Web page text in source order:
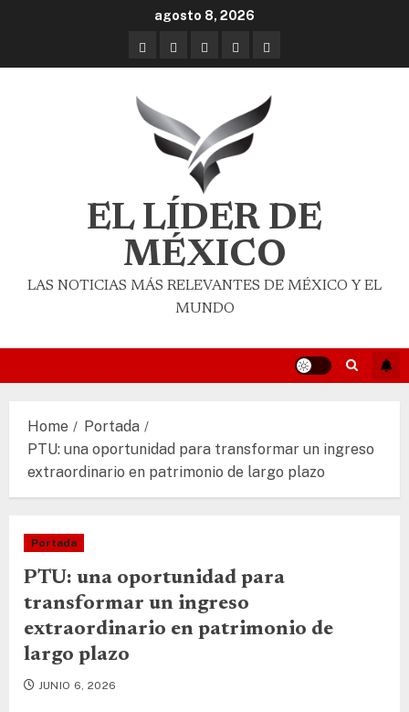
agosto 8, 2026
EL LÍDER DE
MÉXICO
LAS NOTICIAS MÁS RELEVANTES DE MÉXICO Y EL
MUNDO
Home
Portada
PTU: una oportunidad para transformar un ingreso
extraordinario en patrimonio de largo plazo
Portada
PTU: una oportunidad para
transformar un ingreso
extraordinario en patrimonio de
largo plazo
JUNIO 6, 2026